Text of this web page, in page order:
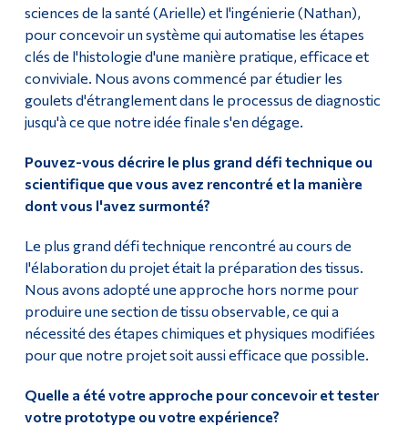
sciences de la santé (Arielle) et l'ingénierie (Nathan),
pour concevoir un système qui automatise les étapes
clés de l'histologie d'une manière pratique, efficace et
conviviale. Nous avons commencé par étudier les
goulets d'étranglement dans le processus de diagnostic
jusqu'à ce que notre idée finale s'en dégage.
Pouvez-vous décrire le plus grand défi technique ou
scientifique que vous avez rencontré et la manière
dont vous l'avez surmonté?
Le plus grand défi technique rencontré au cours de
l'élaboration du projet était la préparation des tissus.
Nous avons adopté une approche hors norme pour
produire une section de tissu observable, ce qui a
nécessité des étapes chimiques et physiques modifiées
pour que notre projet soit aussi efficace que possible.
Quelle a été votre approche pour concevoir et tester
votre prototype ou votre expérience?